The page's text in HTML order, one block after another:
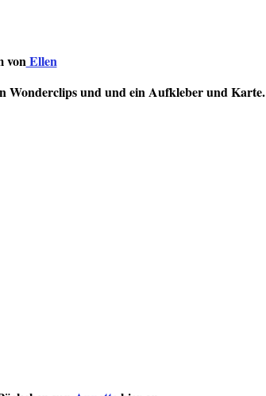
vonEllen
Wonderclips und und ein Aufkleber und Karte.